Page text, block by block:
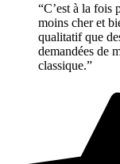
“C’est à la fois
moins cher et
qualitatif que
demandées de
classique.”